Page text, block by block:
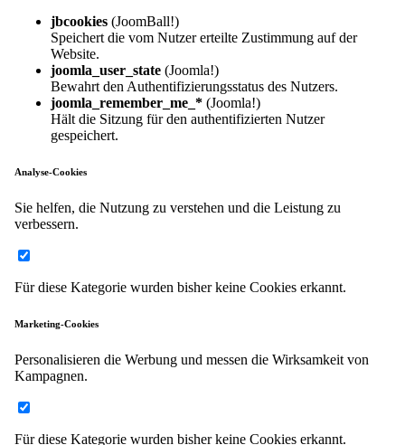
jbcookies (JoomBall!)
Speichert die vom Nutzer erteilte Zustimmung auf der
Website.
joomla_user_state (Joomla!)
Bewahrt den Authentifizierungsstatus des Nutzers.
joomla_remember_me_* (Joomla!)
Hält die Sitzung für den authentifizierten Nutzer
gespeichert.
Analyse-Cookies
Sie helfen, die Nutzung zu verstehen und die Leistung zu
verbessern.
Für diese Kategorie wurden bisher keine Cookies erkannt.
Marketing-Cookies
Personalisieren die Werbung und messen die Wirksamkeit von
Kampagnen.
Für diese Kategorie wurden bisher keine Cookies erkannt.